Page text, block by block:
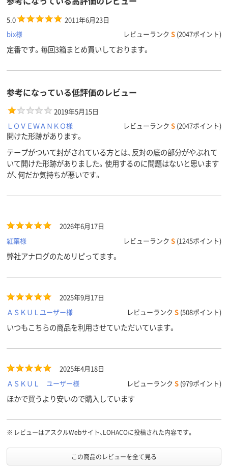
5.0
2011年6月23日
bix様
レビューランク S (2047ポイント)
定番です。毎回3箱まとめ買いしております。
参考になっている低評価のレビュー
2019年5月15日
ＬＯＶＥＷＡＮＫＯ様
レビューランク S (2047ポイント)
開けた形跡があります。
テープがついて封がされている方とは、反対の底の部分がやぶれて
いて開けた形跡がありました。使用するのに問題はないと思います
が、何だか気持ちが悪いです。
2026年6月17日
紅葉様
レビューランク S (1245ポイント)
弊社アナログのためリピってます。
2025年9月17日
ＡＳＫＵＬユーザー様
レビューランク S (508ポイント)
いつもこちらの商品を利用させていただいています。
2025年4月18日
ＡＳＫＵＬ ユーザー様
レビューランク S (979ポイント)
ほかで買うより安いので購入しています
※ レビューはアスクルWebサイト、LOHACOに投稿された内容です。
この商品のレビューを全て見る